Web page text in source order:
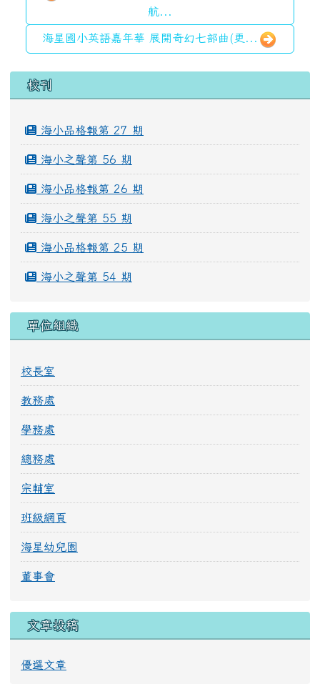
航...
海星國小英語嘉年華 展開奇幻七部曲(更...
左邊區域內容
校刊
海小品格報第 27 期
海小之聲第 56 期
海小品格報第 26 期
海小之聲第 55 期
海小品格報第 25 期
海小之聲第 54 期
單位組織
校長室
教務處
學務處
總務處
宗輔室
班級網頁
海星幼兒園
董事會
文章投稿
優選文章